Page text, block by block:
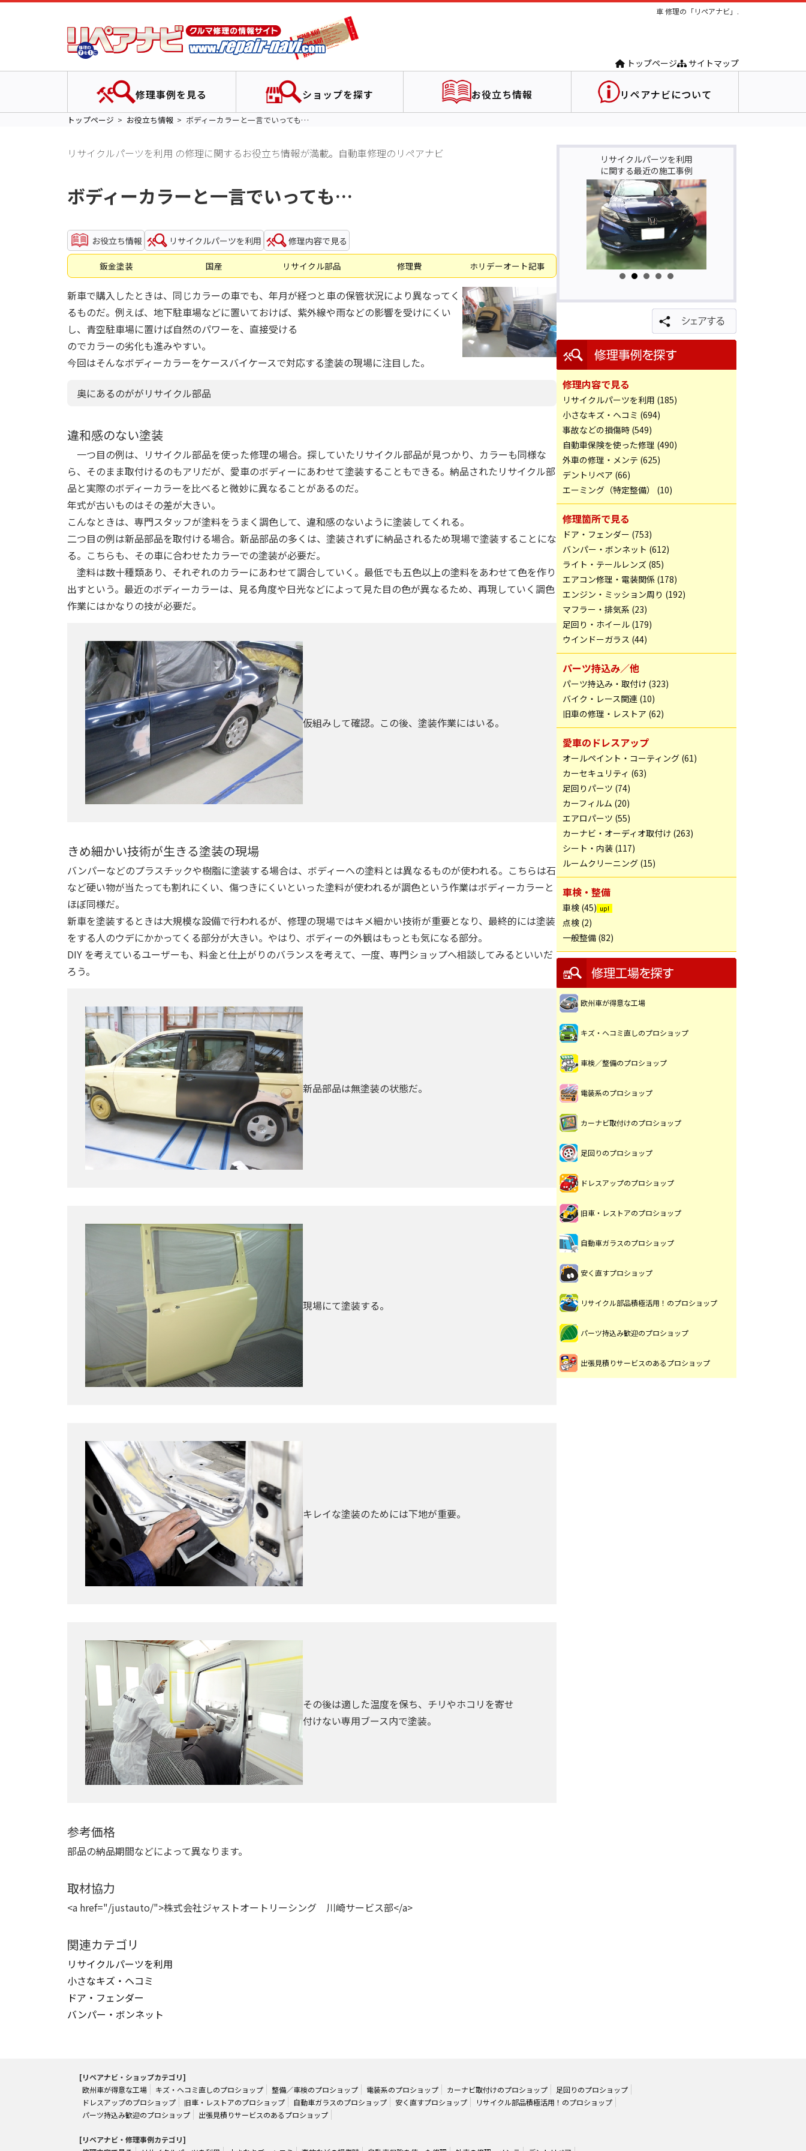
車 修理の「リペアナビ」.
トップページ サイトマップ
修理事例を見る ショップを探す お役立ち情報 リペアナビについて
トップページ お役立ち情報 ボディーカラーと一言でいっても…
リサイクルパーツを利用 の修理に関するお役立ち情報が満載。自動車修理のリペアナビ
ボディーカラーと一言でいっても…
お役立ち情報 リサイクルパーツを利用 修理内容で見る
鈑金塗装 国産 リサイクル部品 修理費 ホリデーオート記事
新車で購入したときは、同じカラーの車でも、年月が経つと車の保管状況により異なってく
るものだ。例えば、地下駐車場などに置いておけば、紫外線や雨などの影響を受けにくい
し、青空駐車場に置けば自然のパワーを、直接受ける
のでカラーの劣化も進みやすい。
今回はそんなボディーカラーをケースバイケースで対応する塗装の現場に注目した。
奥にあるのががリサイクル部品
違和感のない塗装
一つ目の例は、リサイクル部品を使った修理の場合。探していたリサイクル部品が見つかり、カラーも同様な
ら、そのまま取付けるのもアリだが、愛車のボディーにあわせて塗装することもできる。納品されたリサイクル部
品と実際のボディーカラーを比べると微妙に異なることがあるのだ。
年式が古いものはその差が大きい。
こんなときは、専門スタッフが塗料をうまく調色して、違和感のないように塗装してくれる。
二つ目の例は新品部品を取付ける場合。新品部品の多くは、塗装されずに納品されるため現場で塗装することにな
る。こちらも、その車に合わせたカラーでの塗装が必要だ。
塗料は数十種類あり、それぞれのカラーにあわせて調合していく。最低でも五色以上の塗料をあわせて色を作り
出すという。最近のボディーカラーは、見る角度や日光などによって見た目の色が異なるため、再現していく調色
作業にはかなりの技が必要だ。
仮組みして確認。この後、塗装作業にはいる。
きめ細かい技術が生きる塗装の現場
バンパーなどのプラスチックや樹脂に塗装する場合は、ボディーへの塗料とは異なるものが使われる。こちらは石
など硬い物が当たっても割れにくい、傷つきにくいといった塗料が使われるが調色という作業はボディーカラーと
ほぼ同様だ。
新車を塗装するときは大規模な設備で行われるが、修理の現場ではキメ細かい技術が重要となり、最終的には塗装
をする人のウデにかかってくる部分が大きい。やはり、ボディーの外観はもっとも気になる部分。
DIY を考えているユーザーも、料金と仕上がりのバランスを考えて、一度、専門ショップへ相談してみるといいだ
ろう。
新品部品は無塗装の状態だ。
現場にて塗装する。
キレイな塗装のためには下地が重要。
その後は適した温度を保ち、チリやホコリを寄せ
付けない専用ブース内で塗装。
参考価格
部品の納品期間などによって異なります。
取材協力
<a href="/justauto/">株式会社ジャストオートリーシング 川崎サービス部</a>
関連カテゴリ
リサイクルパーツを利用
小さなキズ・ヘコミ
ドア・フェンダー
バンパー・ボンネット
リサイクルパーツを利用
に関する最近の施工事例
修理内容で見る
リサイクルパーツを利用 (185)
小さなキズ・ヘコミ (694)
事故などの損傷時 (549)
自動車保険を使った修理 (490)
外車の修理・メンテ (625)
デントリペア (66)
エーミング（特定整備） (10)
修理箇所で見る
ドア・フェンダー (753)
バンパー・ボンネット (612)
ライト・テールレンズ (85)
エアコン修理・電装関係 (178)
エンジン・ミッション周り (192)
マフラー・排気系 (23)
足回り・ホイール (179)
ウインドーガラス (44)
パーツ持込み／他
パーツ持込み・取付け (323)
バイク・レース関連 (10)
旧車の修理・レストア (62)
愛車のドレスアップ
オールペイント・コーティング (61)
カーセキュリティ (63)
足回りパーツ (74)
カーフィルム (20)
エアロパーツ (55)
カーナビ・オーディオ取付け (263)
シート・内装 (117)
ルームクリーニング (15)
車検・整備
車検 (45)
点検 (2)
一般整備 (82)
欧州車が得意な工場
キズ・ヘコミ直しのプロショップ
車検／整備のプロショップ
電装系のプロショップ
カーナビ取付けのプロショップ
足回りのプロショップ
ドレスアップのプロショップ
旧車・レストアのプロショップ
自動車ガラスのプロショップ
安く直すプロショップ
リサイクル部品積極活用！のプロショップ
パーツ持込み歓迎のプロショップ
出張見積りサービスのあるプロショップ
[リペアナビ・ショップカテゴリ]
欧州車が得意な工場
キズ・ヘコミ直しのプロショップ 整備／車検のプロショップ 電装系のプロショップ カーナビ取付けのプロショップ
足回りのプロショップ
ドレスアップのプロショップ
旧車・レストアのプロショップ 自動車ガラスのプロショップ 安く直すプロショップ
リサイクル部品積極活用！のプロショップ
パーツ持込み歓迎のプロショップ
出張見積りサービスのあるプロショップ
[リペアナビ・修理事例カテゴリ]